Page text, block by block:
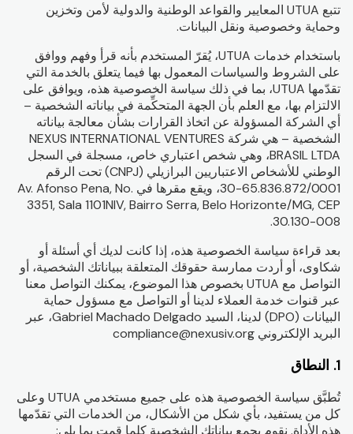
تتبع UTUA المعايير والقواعد الوطنية والدولية لأمن وتخزين
وحماية وخصوصية ونقل البيانات.
باستخدام خدمات UTUA، يُقرّ المستخدم بأنه قرأ وفهم ووافق
على الشروط والسياسات المعمول بها فيما يتعلق بالخدمة التي
تقدّمها UTUA، بما في ذلك سياسة الخصوصية هذه، ويوافق على
الالتزام بها، مع العلم بأن الجهة المتحكِّمة في بياناته الشخصية –
أي الشركة المسؤولة عن اتخاذ القرارات بشأن معالجة بياناته
الشخصية – هي شركة NEXUS INTERNATIONAL VENTURES
BRASIL LTDA، وهي شخص اعتباري خاص، مسجلة في السجل
الوطني للأشخاص الاعتباريين البرازيلي (CNPJ) تحت الرقم
65.836.872/0001-30، ويقع مقرها في Av. Afonso Pena, No.
3351, Sala 1101NIV, Bairro Serra, Belo Horizonte/MG, CEP
30.130-008.
بعد قراءة سياسة الخصوصية هذه، إذا كانت لديك أي أسئلة أو
شكاوى، أو أردت ممارسة حقوقك المتعلقة ببياناتك الشخصية، أو
التواصل مع UTUA بخصوص هذا الموضوع، يمكنك التواصل معنا
عبر قنوات خدمة العملاء لدينا أو التواصل مع مسؤول حماية
البيانات (DPO) لدينا، السيد Gabriel Machado Delgado، عبر
البريد الإلكتروني compliance@nexusiv.org
1. النطاق
تُطبَّق سياسة الخصوصية هذه على جميع مستخدمي UTUA وعلى
كل من يستفيد، بأي شكل من الأشكال، من الخدمات التي تقدّمها
هذه الأداة. نقوم بجمع بياناتك الشخصية كلما قمت بما يلي: